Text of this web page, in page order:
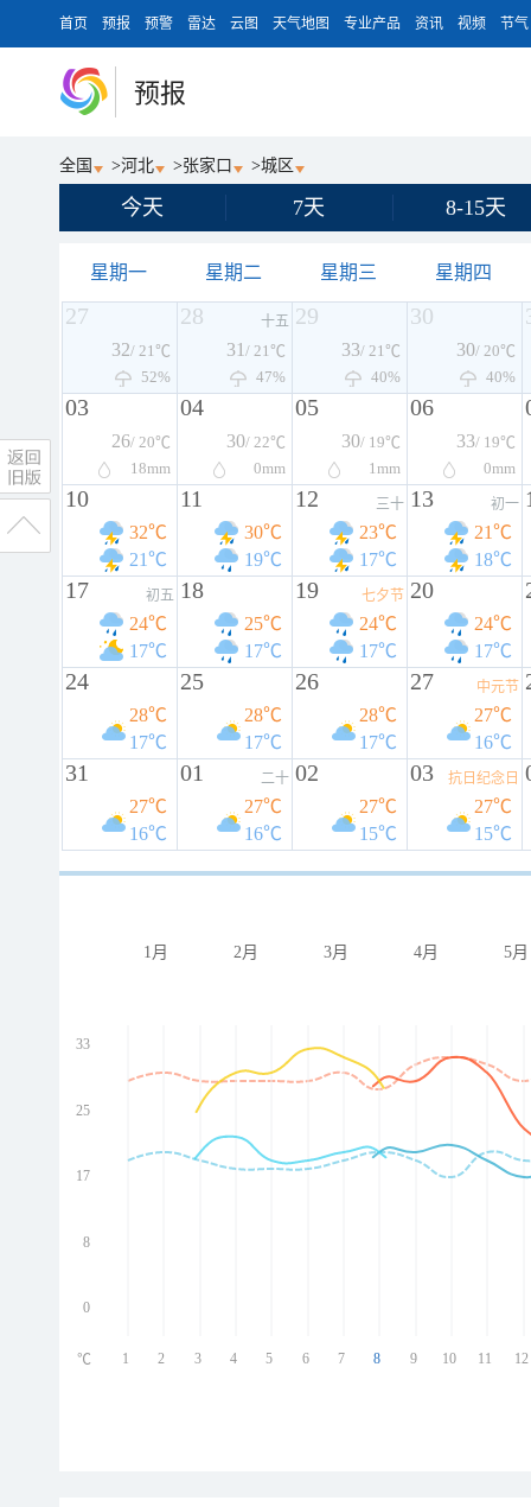
首页 预报 预警 雷达 云图 天气地图 专业产品 资讯 视频 节气
预报
全国 >河北 >张家口 >城区
今天 7天 8-15天
星期一 星期二 星期三 星期四
27
32/ 21℃
52%
28 十五
31 / 21℃
47%
29
33/ 21℃
40%
30
30/ 20℃
40%
03
26/ 20℃
18mm
04
30/ 22℃
0mm
05
30/ 19℃
1mm
06
33/ 19℃
0mm
10
32℃
21℃
11
30℃
19℃
12 三十
23℃
17℃
13 初一
21℃
18℃
17 初五
24℃
17℃
18
25℃
17℃
19 七夕节
24℃
17℃
20
24℃
17℃
24
28℃
17℃
25
28℃
17℃
26
28℃
17℃
27 中元节
27℃
16℃
31
27℃
16℃
01 二十
27℃
16℃
02
27℃
15℃
03 抗日纪念日
27℃
15℃
1月 2月 3月 4月 5月
33
25
17
8
0
1 2 3 4 5 6 7 8 9 10 11 12
℃